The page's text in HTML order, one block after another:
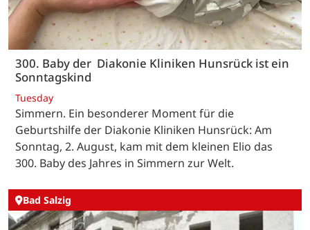
300. Baby der Diakonie Kliniken Hunsrück ist ein
Sonntagskind
Tuesday
Simmern. Ein besonderer Moment für die
Geburtshilfe der Diakonie Kliniken Hunsrück: Am
Sonntag, 2. August, kam mit dem kleinen Elio das
300. Baby des Jahres in Simmern zur Welt.
Bad Salzig